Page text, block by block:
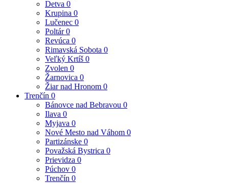
Detva 0
Krupina 0
Lučenec 0
Poltár0
Revúca 0
Rimavská Sobota 0
Veľký Krtíš 0
Zvolen 0
Žarnovica 0
Žiar nad Hronom 0
Trenčín 0
Bánovce nad Bebravou 0
Ilava 0
Myjava 0
Nové Mesto nad Váhom 0
Partizánske 0
Považská Bystrica 0
Prievidza 0
Púchov 0
Trenčín 0